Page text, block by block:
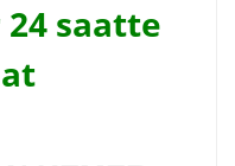
saatte